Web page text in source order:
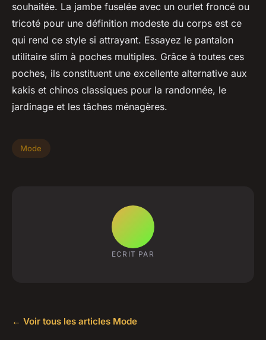
souhaitée. La jambe fuselée avec un ourlet froncé ou
tricoté pour une définition modeste du corps est ce
qui rend ce style si attrayant. Essayez le pantalon
utilitaire slim à poches multiples. Grâce à toutes ces
poches, ils constituent une excellente alternative aux
kakis et chinos classiques pour la randonnée, le
jardinage et les tâches ménagères.
Mode
ECRIT PAR
← Voir tous les articles Mode